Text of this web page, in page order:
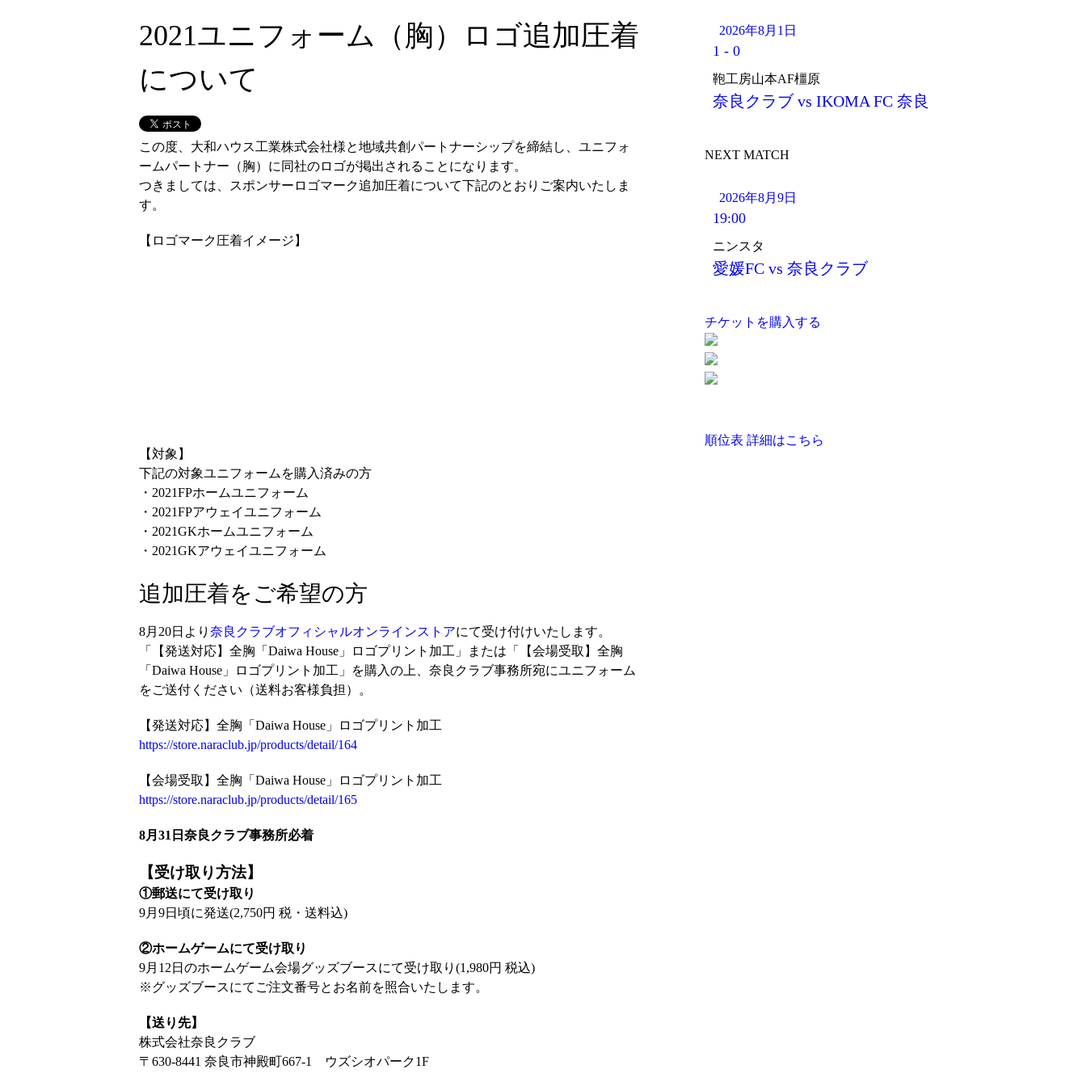
2021ユニフォーム（胸）ロゴ追加圧着
について
この度、大和ハウス工業株式会社様と地域共創パートナーシップを締結し、ユニフォ
ームパートナー（胸）に同社のロゴが掲出されることになります。
つきましては、スポンサーロゴマーク追加圧着について下記のとおりご案内いたしま
す。
【ロゴマーク圧着イメージ】
【対象】
下記の対象ユニフォームを購入済みの方
・2021FPホームユニフォーム
・2021FPアウェイユニフォーム
・2021GKホームユニフォーム
・2021GKアウェイユニフォーム
追加圧着をご希望の方
8月20日より 奈良クラブオフィシャルオンラインストアにて受け付けいたします。
「【発送対応】全胸「Daiwa House」ロゴプリント加工」または「【会場受取】全胸
「Daiwa House」ロゴプリント加工」を購入の上、奈良クラブ事務所宛にユニフォーム
をご送付ください（送料お客様負担）。
【発送対応】全胸「Daiwa House」ロゴプリント加工
https://store.naraclub.jp/products/detail/164
【会場受取】全胸「Daiwa House」ロゴプリント加工
https://store.naraclub.jp/products/detail/165
8月31日奈良クラブ事務所必着
【受け取り方法】
①郵送にて受け取り
9月9日頃に発送(2,750円 税・送料込)
②ホームゲームにて受け取り
9月12日のホームゲーム会場グッズブースにて受け取り(1,980円 税込)
※グッズブースにてご注文番号とお名前を照合いたします。
【送り先】
株式会社奈良クラブ
〒630-8441 奈良市神殿町667-1 ウズシオパーク1F
2026年8月1日
1 - 0
鞄工房山本AF橿原
奈良クラブ vs IKOMA FC 奈良
NEXT MATCH
2026年8月9日
19:00
ニンスタ
愛媛FC vs 奈良クラブ
チケットを購入する
順位表 詳細はこちら